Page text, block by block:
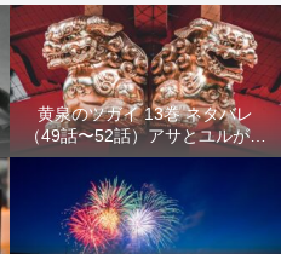
黄泉のツガイ 13巻 ネタバレ
（49話〜52話）アサとユルが家
出！西ノ村の真実とヒカルの決
意を解説